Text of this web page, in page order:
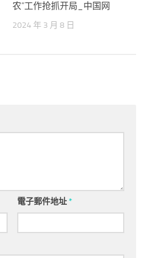
农”工作抢抓开局_中国网
2024 年 3 月 8 日
電子郵件地址*